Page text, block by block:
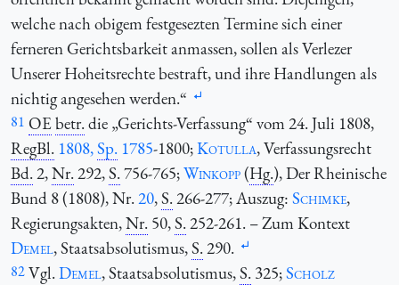
welche nach obigem festgesezten Termine sich einer
ferneren Gerichtsbarkeit anmassen, sollen als Verlezer
Unserer Hoheitsrechte bestraft, und ihre Handlungen als
nichtig angesehen werden.“
81 OEbetr.die „Gerichts-Verfassung“ vom 24. Juli 1808,
RegBl. 1808,Sp. 1785-1800;Kotulla, Verfassungsrecht
Bd.2,Nr.292,S.756-765;Winkopp(Hg.), Der Rheinische
Bund 8 (1808), Nr.20,S.266-277; Auszug: Schimke,
Regierungsakten,Nr. 50,S.252-261. – Zum Kontext
Demel, Staatsabsolutismus,S.290.
82Vgl.Demel, Staatsabsolutismus,S. 325;Scholz